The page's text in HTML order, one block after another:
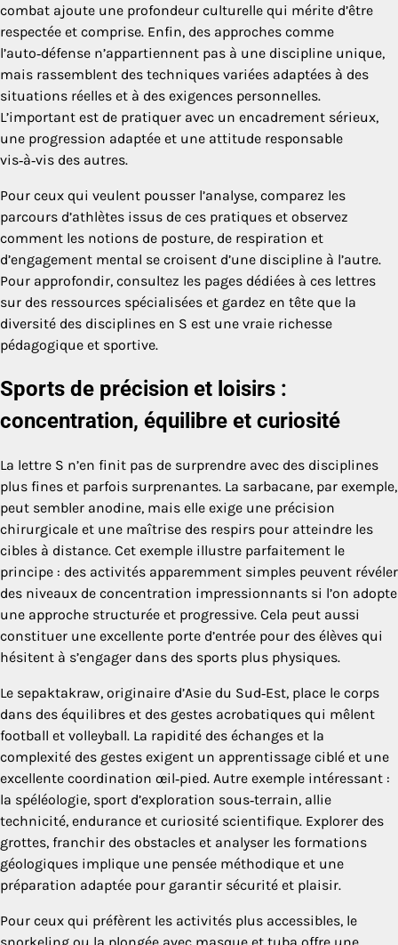
combat ajoute une profondeur culturelle qui mérite d’être
respectée et comprise. Enfin, des approches comme
l’auto‑défense n’appartiennent pas à une discipline unique,
mais rassemblent des techniques variées adaptées à des
situations réelles et à des exigences personnelles.
L’important est de pratiquer avec un encadrement sérieux,
une progression adaptée et une attitude responsable
vis‑à‑vis des autres.
Pour ceux qui veulent pousser l’analyse, comparez les
parcours d’athlètes issus de ces pratiques et observez
comment les notions de posture, de respiration et
d’engagement mental se croisent d’une discipline à l’autre.
Pour approfondir, consultez les pages dédiées à ces lettres
sur des ressources spécialisées et gardez en tête que la
diversité des disciplines en S est une vraie richesse
pédagogique et sportive.
Sports de précision et loisirs :
concentration, équilibre et curiosité
La lettre S n’en finit pas de surprendre avec des disciplines
plus fines et parfois surprenantes. La sarbacane, par exemple,
peut sembler anodine, mais elle exige une précision
chirurgicale et une maîtrise des respirs pour atteindre les
cibles à distance. Cet exemple illustre parfaitement le
principe : des activités apparemment simples peuvent révéler
des niveaux de concentration impressionnants si l’on adopte
une approche structurée et progressive. Cela peut aussi
constituer une excellente porte d’entrée pour des élèves qui
hésitent à s’engager dans des sports plus physiques.
Le sepaktakraw, originaire d’Asie du Sud‑Est, place le corps
dans des équilibres et des gestes acrobatiques qui mêlent
football et volleyball. La rapidité des échanges et la
complexité des gestes exigent un apprentissage ciblé et une
excellente coordination œil‑pied. Autre exemple intéressant :
la spéléologie, sport d’exploration sous‑terrain, allie
technicité, endurance et curiosité scientifique. Explorer des
grottes, franchir des obstacles et analyser les formations
géologiques implique une pensée méthodique et une
préparation adaptée pour garantir sécurité et plaisir.
Pour ceux qui préfèrent les activités plus accessibles, le